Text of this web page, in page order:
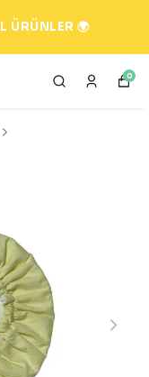
🌍
0